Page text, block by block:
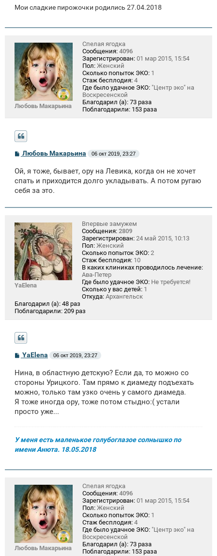
Мои сладкие пирожочки родились 27.04.2018
Любовь Макарьина
Спелая ягодка
Сообщения: 4096
Зарегистрирован: 01 мар 2015, 15:54
Пол: Женский
Сколько попыток ЭКО: 1
Стаж бесплодия: 4
Где было удачное ЭКО: "Центр эко" на
Воскресенской
Благодарил (а): 73 раза
Поблагодарили: 153 раза
С
о
б
щ
н
е
Любовь Макарьина 06 окт 2019, 23:27
Ой, я тоже, бывает, ору на Левика, когда он не хочет
спать и приходится долго укладывать. А потом ругаю
себя за это.
YaElena
Впервые замужем
Сообщения: 2809
Зарегистрирован: 24 май 2015, 10:13
Пол: Женский
Сколько попыток ЭКО: 2
Стаж бесплодия: 10
В каких клиниках проводилось лечение:
Ава-Петер
Где было удачное ЭКО: Не требуется!
Сколько у вас детей: 1
Откуда: Архангельск
Благодарил (а): 48 раз
Поблагодарили: 209 раз
С
о
б
щ
н
и
YaElena 06 окт 2019, 23:27
Нина, в областную детскую? Если да, то можно со
стороны Урицкого. Там прямо к диамеду подъехать
можно, только там узко очень у самого диамеда.
Я тоже иногда ору, тоже потом стыдно:( устали
просто уже...
У меня есть маленькое голубоглазое солнышко по
имени Анюта. 18.05.2018
Любовь Макарьина
Спелая ягодка
Сообщения: 4096
Зарегистрирован: 01 мар 2015, 15:54
Пол: Женский
Сколько попыток ЭКО: 1
Стаж бесплодия: 4
Где было удачное ЭКО: "Центр эко" на
Воскресенской
Благодарил (а): 73 раза
Поблагодарили: 153 раза